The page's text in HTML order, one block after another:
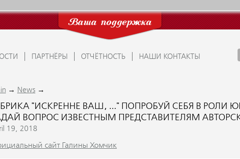
Ваша поддержка
ПАРТНЁРЫ ОТЧЁТНОСТЬ НАШИ КОНТАКТЫ
→ News →
"ИСКРЕННЕ ВАШ, ..." ПОПРОБУЙ СЕБЯ В РОЛИ
ВОПРОС ИЗВЕСТНЫМ ПРЕДСТАВИТЕЛЯМ
19, 2018
сайт Галины Хомчик